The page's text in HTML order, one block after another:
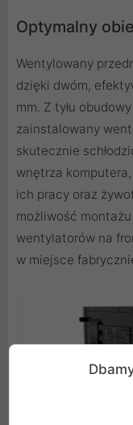
Optymalny
Wentylowany
dzięki dwóm,
mm. Z tyłu
zainstalowany
skutecznie
wnętrza
ich pracy oraz
możliwość
wentylatorów na
w miejsce